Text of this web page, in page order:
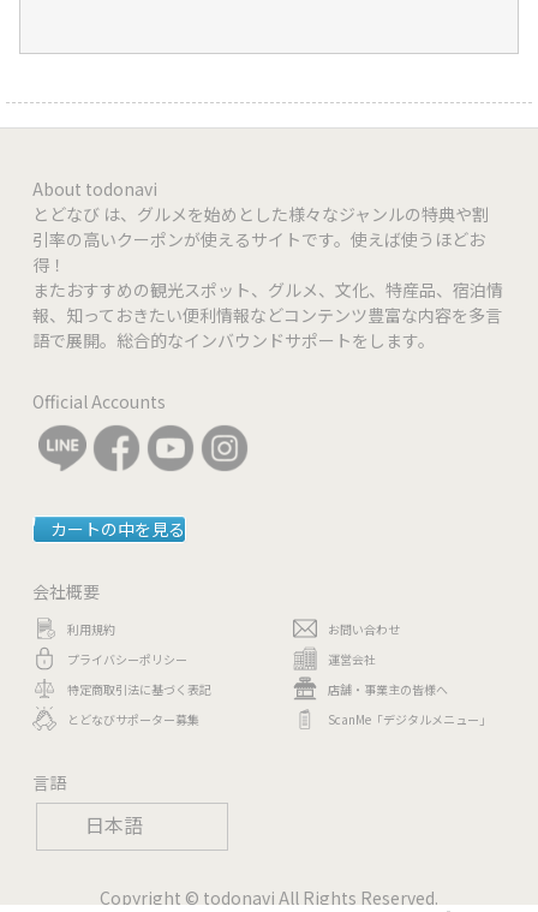
日本語
About todonavi
とどなび は、グルメを始めとした様々なジャンルの特典や割
引率の高いクーポンが使えるサイトです。使えば使うほどお
得！
またおすすめの観光スポット、グルメ、文化、特産品、宿泊情
報、知っておきたい便利情報などコンテンツ豊富な内容を多言
語で展開。総合的なインバウンドサポートをします。
Official Accounts
カートの中を見る
会社概要
利用規約
プライバシーポリシー
特定商取引法に基づく表記
とどなびサポーター募集
お問い合わせ
運営会社
店舗・事業主の皆様へ
ScanMe「デジタルメニュー」
言語
Copyright © todonavi All Rights Reserved.